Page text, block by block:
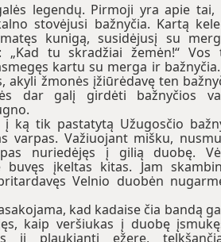
legendų. Pirmoji yra apie tai,
stovėjusi bažnyčia. Kartą
kunigą, susidėjusį su
„Kad tu skradžiai žemėn!“ Vos
kartu su merga ir
akyli žmonės įžiūrėdavę ten
dar galį girdėti bažnyčios
į ką tik pastatytą Užugosčio
varpas. Važiuojant mišku,
nuriedėjęs į gilią duobę.
buvęs įkeltas kitas. Jam
Velnio duobėn
kad kadaise čia bandą
kaip veršiukas į duobę
jį plaukiantį ežere,